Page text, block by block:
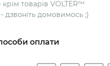
крім товарів VOLTER™
- дзвоніть домовимось ;)
оплати